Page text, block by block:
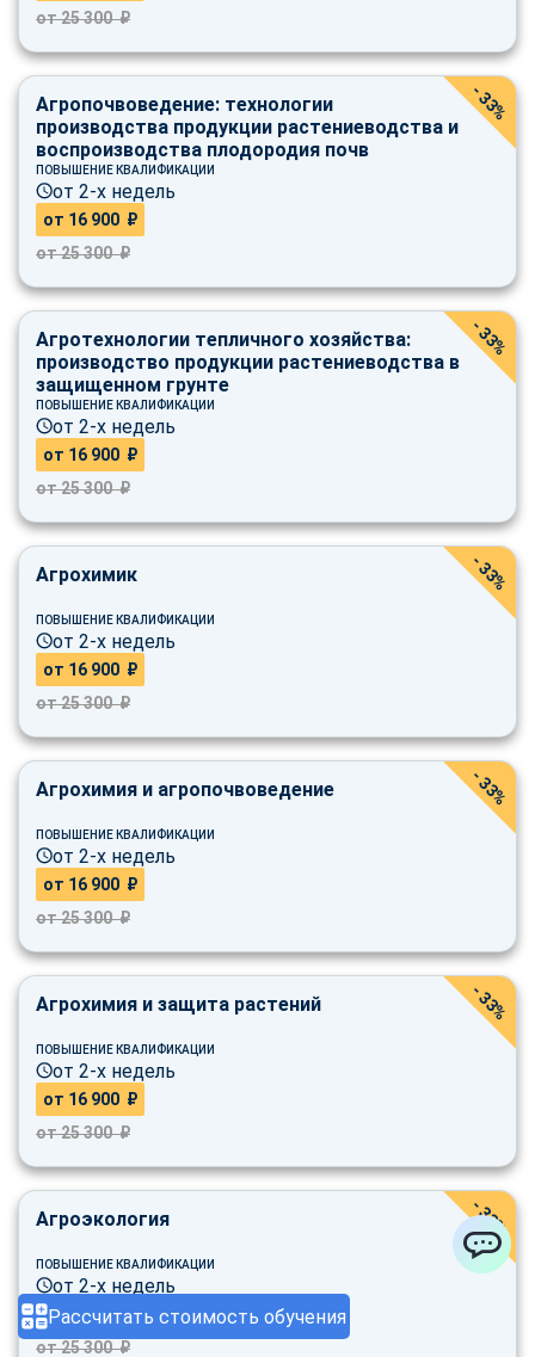
Рассчитать стоимость обучения
от 25 300 ₽
Агропочвоведение: технологии
производства продукции растениеводства и
воспроизводства плодородия почв
ПОВЫШЕНИЕ КВАЛИФИКАЦИИ
от 2-х недель
от 16 900 ₽
от 25 300 ₽
- 33%
Агротехнологии тепличного хозяйства:
производство продукции растениеводства в
защищенном грунте
ПОВЫШЕНИЕ КВАЛИФИКАЦИИ
от 2-х недель
от 16 900 ₽
от 25 300 ₽
- 33%
Агрохимик
ПОВЫШЕНИЕ КВАЛИФИКАЦИИ
от 2-х недель
от 16 900 ₽
от 25 300 ₽
- 33%
Агрохимия и агропочвоведение
ПОВЫШЕНИЕ КВАЛИФИКАЦИИ
от 2-х недель
от 16 900 ₽
от 25 300 ₽
- 33%
Агрохимия и защита растений
ПОВЫШЕНИЕ КВАЛИФИКАЦИИ
от 2-х недель
от 16 900 ₽
от 25 300 ₽
- 33%
Агроэкология
ПОВЫШЕНИЕ КВАЛИФИКАЦИИ
от 2-х недель
от 16 900 ₽
от 25 300 ₽
- 33%
online
Мессенджеры
Свяжитесь с нами через любой удобный мессенджер!
Telegram
Vkontakte EMail